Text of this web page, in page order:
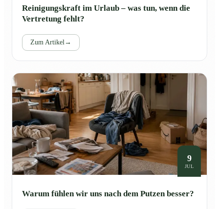
Reinigungskraft im Urlaub – was tun, wenn die
Vertretung fehlt?
Zum Artikel→
9
JUL
Warum fühlen wir uns nach dem Putzen besser?